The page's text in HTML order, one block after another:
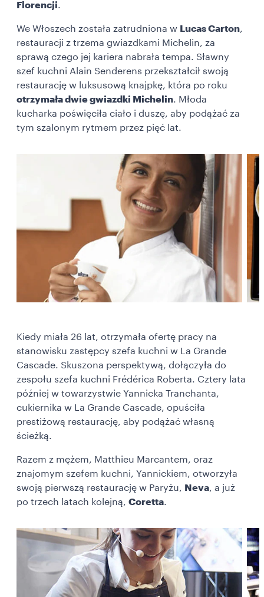
Florencji.
We Włoszech została zatrudniona w Lucas Carton,
restauracji z trzema gwiazdkami Michelin, za
sprawą czego jej kariera nabrała tempa. Sławny
szef kuchni Alain Senderens przekształcił swoją
restaurację w luksusową knajpkę, która po roku
otrzymała dwie gwiazdki Michelin. Młoda
kucharka poświęciła ciało i duszę, aby podążać za
tym szalonym rytmem przez pięć lat.
Kiedy miała 26 lat, otrzymała ofertę pracy na
stanowisku zastępcy szefa kuchni w La Grande
Cascade. Skuszona perspektywą, dołączyła do
zespołu szefa kuchni Frédérica Roberta. Cztery lata
później w towarzystwie Yannicka Tranchanta,
cukiernika w La Grande Cascade, opuściła
prestiżową restaurację, aby podążać własną
ścieżką.
Razem z mężem, Matthieu Marcantem, oraz
znajomym szefem kuchni, Yannickiem, otworzyła
swoją pierwszą restaurację w Paryżu, Neva, a już
po trzech latach kolejną, Coretta.